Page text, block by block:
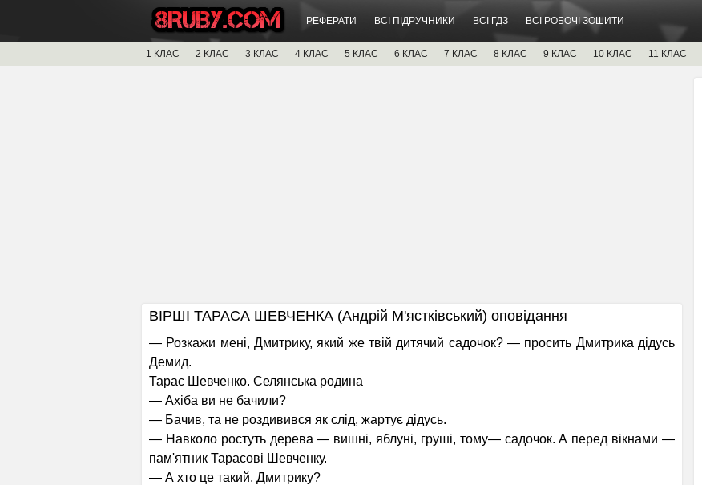
РЕФЕРАТИ ВСІ ПІДРУЧНИКИ ВСІ ГДЗ ВСІ РОБОЧІ ЗОШИТИ
1 КЛАС 2 КЛАС 3 КЛАС 4 КЛАС 5 КЛАС 6 КЛАС 7 КЛАС 8 КЛАС 9 КЛАС 10 КЛАС 11 КЛАС
ВІРШІ ТАРАСА ШЕВЧЕНКА (Андрій М'ястківський) оповідання
— Розкажи мені, Дмитрику, який же твій дитячий садо­чок? — просить Дмитрика дідусь
Демид.
Тарас Шевченко. Селянська родина
— Ахіба ви не бачили?
— Бачив, та не роздивився як слід, жартує дідусь.
— Навколо ростуть дерева — вишні, яблуні, груші, тому— садочок. А перед вікнами —
пам'ятник Тарасові Шевченку.
— А хто це такий, Дмитрику?